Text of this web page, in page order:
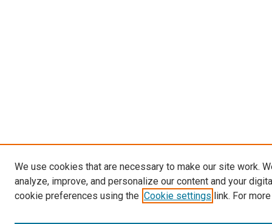
We use cookies that are necessary to make our site work.
analyze, improve, and personalize our content and your
cookie preferences using the Cookie settings link. For